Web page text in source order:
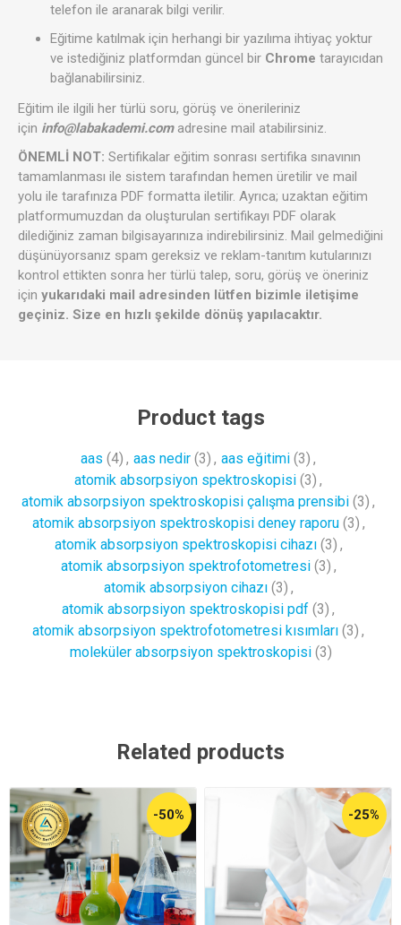
telefon ile aranarak bilgi verilir.
Eğitime katılmak için herhangi bir yazılıma ihtiyaç yoktur
ve istediğiniz platformdan güncel bir Chrome tarayıcıdan
bağlanabilirsiniz.
Eğitim ile ilgili her türlü soru, görüş ve önerileriniz
için info@labakademi.comadresine mail atabilirsiniz.
ÖNEMLİ NOT: Sertifikalar eğitim sonrası sertifika sınavının
tamamlanması ile sistem tarafından hemen üretilir ve mail
yolu ile tarafınıza PDF formatta iletilir. Ayrıca; uzaktan eğitim
platformumuzdan da oluşturulan sertifikayı PDF olarak
dilediğiniz zaman bilgisayarınıza indirebilirsiniz. Mail gelmediğini
düşünüyorsanız spam gereksiz ve reklam-tanıtım kutularınızı
kontrol ettikten sonra her türlü talep, soru, görüş ve öneriniz
için yukarıdaki mail adresinden lütfen bizimle iletişime
geçiniz. Size en hızlı şekilde dönüş yapılacaktır.
Product tags
aas (4) , aas nedir (3) , aas eğitimi (3) ,
atomik absorpsiyon spektroskopisi (3) ,
atomik absorpsiyon spektroskopisi çalışma prensibi (3) ,
atomik absorpsiyon spektroskopisi deney raporu (3) ,
atomik absorpsiyon spektroskopisi cihazı (3) ,
atomik absorpsiyon spektrofotometresi (3) ,
atomik absorpsiyon cihazı (3) ,
atomik absorpsiyon spektroskopisi pdf (3) ,
atomik absorpsiyon spektrofotometresi kısımları (3) ,
moleküler absorpsiyon spektroskopisi (3)
Related products
-50% -25%